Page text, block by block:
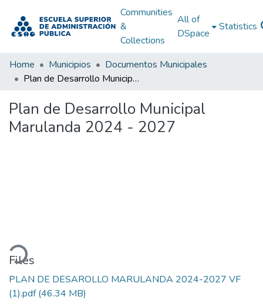
Communities
&
Collections
All of
DSpace
Statistics
Home Municipios
Documentos Municipales
Plan de Desarrollo Municipal Marulanda 2024 - 2027
Plan de Desarrollo Municipal
Marulanda 2024 - 2027
Loading...
Files
PLAN DE DESAROLLO MARULANDA 2024-2027 VF
(1).pdf(46.34 MB)